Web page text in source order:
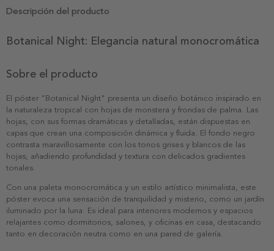
Descripción del producto
Botanical Night: Elegancia natural monocromática
Sobre el producto
El póster "Botanical Night" presenta un diseño botánico inspirado en
la naturaleza tropical con hojas de monstera y frondas de palma. Las
hojas, con sus formas dramáticas y detalladas, están dispuestas en
capas que crean una composición dinámica y fluida. El fondo negro
contrasta maravillosamente con los tonos grises y blancos de las
hojas, añadiendo profundidad y textura con delicados gradientes
tonales.
Con una paleta monocromática y un estilo artístico minimalista, este
póster evoca una sensación de tranquilidad y misterio, como un jardín
iluminado por la luna. Es ideal para interiores modernos y espacios
relajantes como dormitorios, salones, y oficinas en casa, destacando
tanto en decoración neutra como en una pared de galería.